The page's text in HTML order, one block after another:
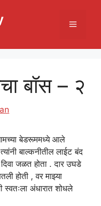
Menu
बॉस – २
बेडरूममध्ये आले
बाल्कनीतील लाईट बंद
जळत होता . दार उघडे
होती , वर माझ्या
स्वतःला अंधारात शोधले